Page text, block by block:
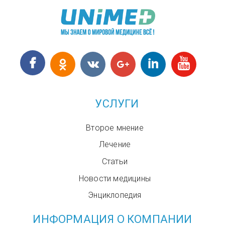
УСЛУГИ
Второе мнение
Лечение
Статьи
Новости медицины
Энциклопедия
ИНФОРМАЦИЯ О КОМПАНИИ